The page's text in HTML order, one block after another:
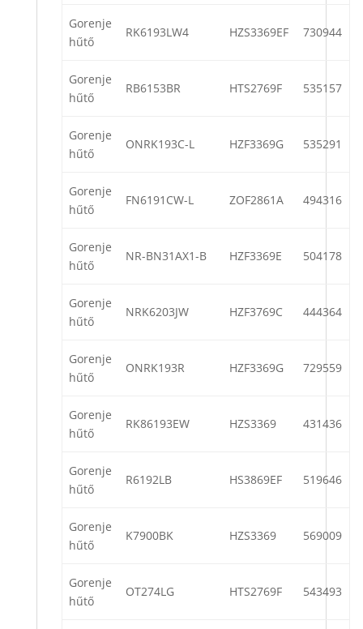
Gorenje
hűtő
RK6193LW4 HZS3369EF 730944
Gorenje
hűtő
RB6153BR HTS2769F 535157
Gorenje
hűtő
ONRK193C-L HZF3369G 535291
Gorenje
hűtő
FN6191CW-L ZOF2861A 494316
Gorenje
hűtő
NR-BN31AX1-B HZF3369E 504178
Gorenje
hűtő
NRK6203JW HZF3769C 444364
Gorenje
hűtő
ONRK193R HZF3369G 729559
Gorenje
hűtő
RK86193EW HZS3369 431436
Gorenje
hűtő
R6192LB HS3869EF 519646
Gorenje
hűtő
K7900BK HZS3369 569009
Gorenje
hűtő
OT274LG HTS2769F 543493